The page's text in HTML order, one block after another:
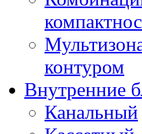
контуром
Внутренние
Канальный